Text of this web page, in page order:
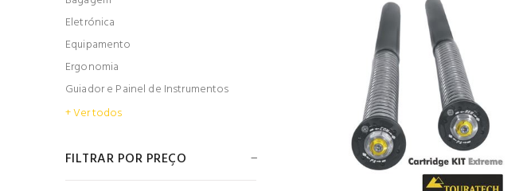
Eletrónica
Equipamento
Ergonomia
Guiador e Painel de Instrumentos
+ Ver todos
FILTRAR POR PREÇO